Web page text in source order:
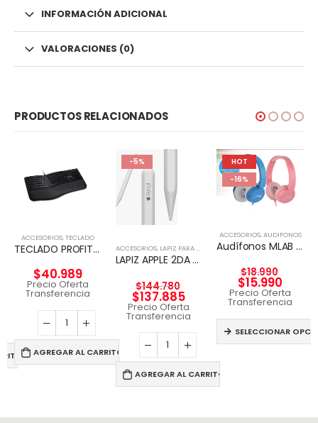
INFORMACIÓN ADICIONAL
VALORACIONES (0)
PRODUCTOS RELACIONADOS
ACCESORIOS,TECLADO
TECLADO PROFIT ERGO KENSIGTON
$40.989
Precio Oferta
Transferencia
AGREGAR AL CARRITO
-5%
ACCESORIOS, LAPIZ PARA TABLET
LAPIZ APPLE 2DA GENERACION
$144.780
$137.885
Precio Oferta
Transferencia
AGREGAR AL CARRITO
HOT
-16%
ACCESORIOS,AUDIFONOS
Audífonos MLAB KID FRIENDLY WIRED & HANDS FREE
$18.990
$15.990
Precio Oferta
Transferencia
SELECCIONAR